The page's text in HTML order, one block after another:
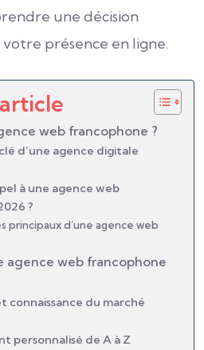
une décision
présence en ligne.
web francophone ?
d’une agence digitale
à une agence web
?
principaux d’une agence web
agence web francophone
connaissance du marché
personnalisé de A à Z